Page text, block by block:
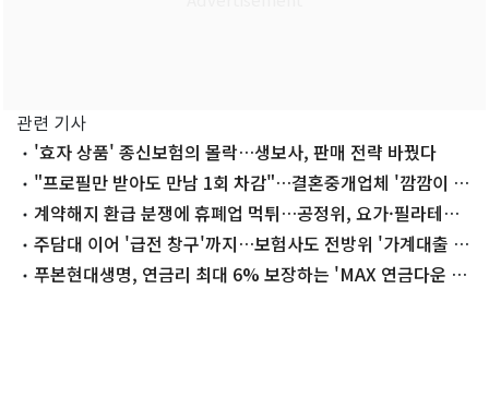
관련 기사
'효자 상품' 종신보험의 몰락…생보사, 판매 전략 바꿨다
"프로필만 받아도 만남 1회 차감"…결혼중개업체 '깜깜이 위
약금' 분쟁
계약해지 환급 분쟁에 휴폐업 먹튀…공정위, 요가·필라테스
표준약관 첫 제정
주담대 이어 '급전 창구'까지…보험사도 전방위 '가계대출 조
이기'
푸본현대생명, 연금리 최대 6% 보장하는 'MAX 연금다운 연